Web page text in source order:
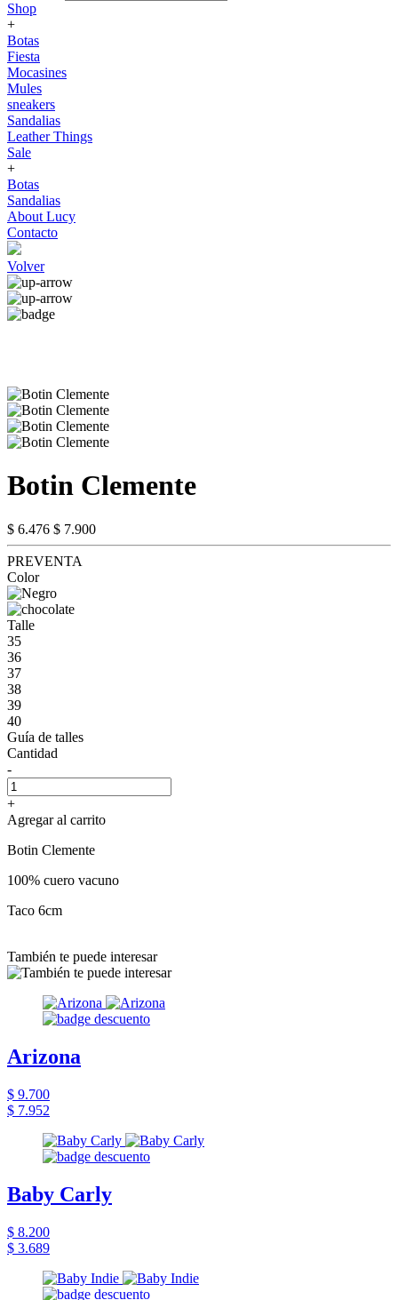
Shop
+
Botas
Fiesta
Mocasines
Mules
sneakers
Sandalias
Leather Things
Sale
+
Botas
Sandalias
About Lucy
Contacto
Volver
Botin Clemente
$ 6.476 $ 7.900
PREVENTA
Color
Talle
35
36
37
38
39
40
Guía de talles
Cantidad
-
+
Agregar al carrito
Botin Clemente
100% cuero vacuno
Taco 6cm
También te puede interesar
Arizona
$ 9.700
$ 7.952
Baby Carly
$ 8.200
$ 3.689